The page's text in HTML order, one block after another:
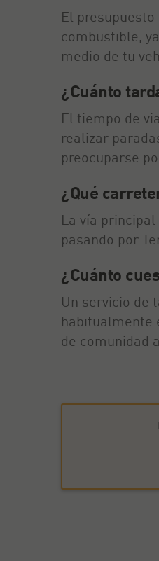
El
combustible,
medio de tu
¿Cuánto
El tiempo de
realizar
preocuparse
¿Qué
La vía
pasando por
¿Cuánto
Un servicio de
habitualmente
de comunidad